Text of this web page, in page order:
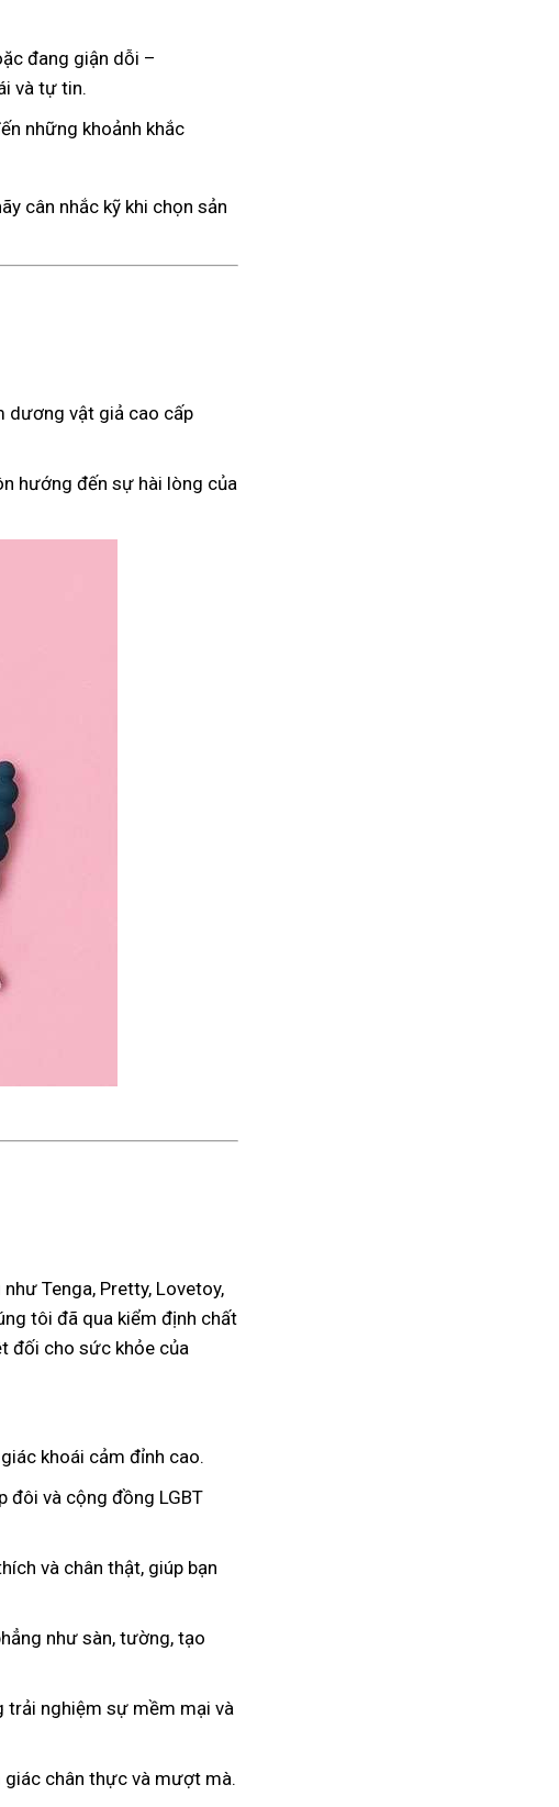
đang giận dỗi –
và tự tin.
những khoảnh khắc
cân nhắc kỹ khi chọn sản
dương vật giả cao cấp
hướng đến sự hài lòng của
Tenga, Pretty, Lovetoy,
tôi đã qua kiểm định chất
đối cho sức khỏe của
khoái cảm đỉnh cao.
đôi và cộng đồng LGBT
và chân thật, giúp bạn
như sàn, tường, tạo
trải nghiệm sự mềm mại và
chân thực và mượt mà.